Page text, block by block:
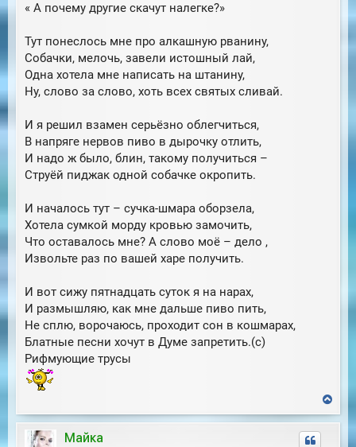
« А почему другие скачут налегке?»
Тут понеслось мне про алкашную рванину,
Собачки, мелочь, завели истошный лай,
Одна хотела мне написать на штанину,
Ну, слово за слово, хоть всех святых сливай.
И я решил взамен серьёзно облегчиться,
В напряге нервов пиво в дырочку отлить,
И надо ж было, блин, такому получиться –
Струёй пиджак одной собачке окропить.
И началось тут – сучка-шмара оборзела,
Хотела сумкой морду кровью замочить,
Что оставалось мне? А слово моё – дело ,
Извольте раз по вашей харе получить.
И вот сижу пятнадцать суток я на нарах,
И размышляю, как мне дальше пиво пить,
Не сплю, ворочаюсь, проходит сон в кошмарах,
Блатные песни хочут в Думе запретить.(с)
Рифмующие трусы
е
р
Майка